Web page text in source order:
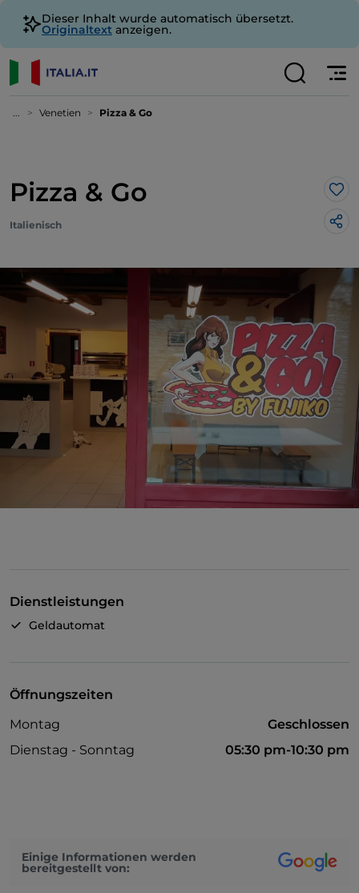
Dieser Inhalt wurde automatisch übersetzt.
Originaltext anzeigen.
... Venetien Pizza & Go
Pizza & Go
Italienisch
Dienstleistungen
Geldautomat
Öffnungszeiten
Montag
Geschlossen
Dienstag - Sonntag
05:30 pm-10:30 pm
Einige Informationen werden
bereitgestellt von: